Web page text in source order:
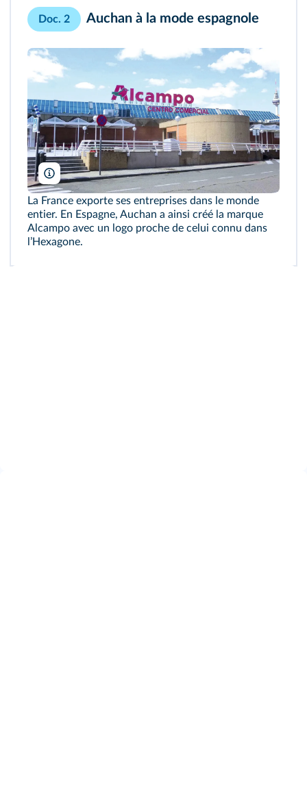
Doc. 2 Auchan à la mode espagnole
Zarateman/Wikimedia
La France exporte ses entreprises dans le monde
entier. En Espagne, Auchan a ainsi créé la marque
Alcampo avec un logo proche de celui connu dans
lʼHexagone.